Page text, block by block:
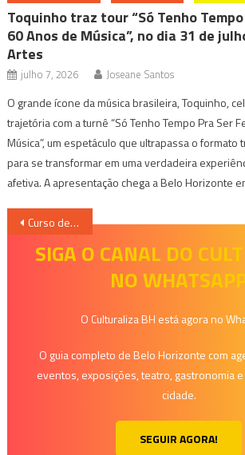
Toquinho traz tour “Só Tenho
60 Anos de Música”, no dia 31 de
Artes
julho 7, 2026 Joseane Santos
O grande ícone da música brasileira, Toquinho,
trajetória com a turnê “Só Tenho Tempo Pra Ser
Música”, um espetáculo que ultrapassa o
para se transformar em uma verdadeira
afetiva. A apresentação chega a Belo Horizonte
Navegação
Curso de Produção de Cervejas Artesanais da Dünn Cervejaria no Mercado Central
SIGA O CANAL DO
NO
O Culturaliza BH está agora no
O guia completo de Belo Horizonte com
eventos, exposições, teatro, gastronomia
cidade.
SEGUIR AGORA!